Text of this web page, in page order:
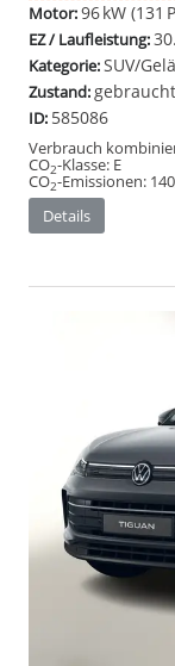
Motor:96 kW (131
EZ / Laufleistung:
Kategorie:SUV/
Zustand:gebraucht
ID: 585086
Verbrauch
CO2-Klasse: E
CO2-Emissionen:
Details